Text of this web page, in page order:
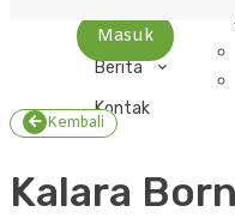
Berita
Kontak
Masuk
Kembali
Kalara